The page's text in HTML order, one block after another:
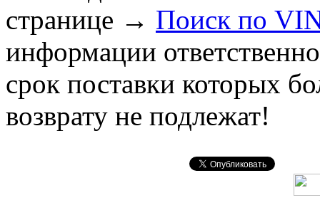
странице → Поиск по
информации
срок поставки которых
возврату не подлежат!